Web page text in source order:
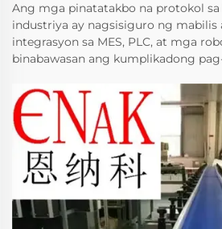
Ang mga pinatatakbo na protokol
industriya ay nagsisiguro ng mabilis
integrasyon sa MES, PLC, at mga
binabawasan ang kumplikadong